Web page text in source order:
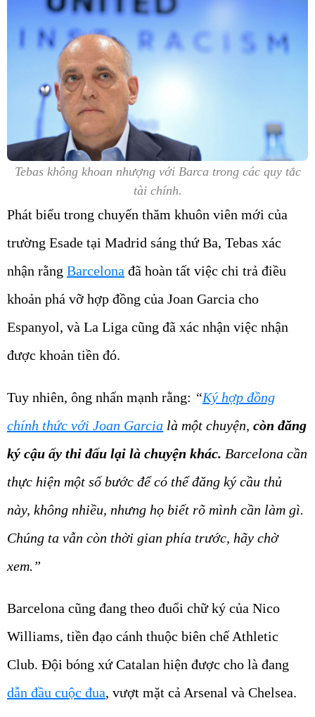
Tebas không khoan nhượng với Barca trong các quy tắc
tài chính.
Phát biểu trong chuyến thăm khuôn viên mới của
trường Esade tại Madrid sáng thứ Ba, Tebas xác
nhận rằng Barcelona đã hoàn tất việc chi trả điều
khoản phá vỡ hợp đồng của Joan Garcia cho
Espanyol, và La Liga cũng đã xác nhận việc nhận
được khoản tiền đó.
Tuy nhiên, ông nhấn mạnh rằng: “Ký hợp đồng
chính thức với Joan Garcia là một chuyện, còn đăng
ký cậu ấy thi đấu lại là chuyện khác. Barcelona cần
thực hiện một số bước để có thể đăng ký cầu thủ
này, không nhiều, nhưng họ biết rõ mình cần làm gì.
Chúng ta vẫn còn thời gian phía trước, hãy chờ
xem.”
Barcelona cũng đang theo đuổi chữ ký của Nico
Williams, tiền đạo cánh thuộc biên chế Athletic
Club. Đội bóng xứ Catalan hiện được cho là đang
dẫn đầu cuộc đua, vượt mặt cả Arsenal và Chelsea.